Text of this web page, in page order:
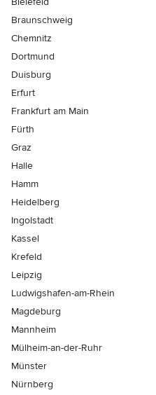
Braunschweig
Chemnitz
Dortmund
Duisburg
Erfurt
Frankfurt am Main
Fürth
Graz
Halle
Hamm
Heidelberg
Ingolstadt
Kassel
Krefeld
Leipzig
Ludwigshafen-am-Rhein
Magdeburg
Mannheim
Mülheim-an-der-Ruhr
Münster
Nürnberg